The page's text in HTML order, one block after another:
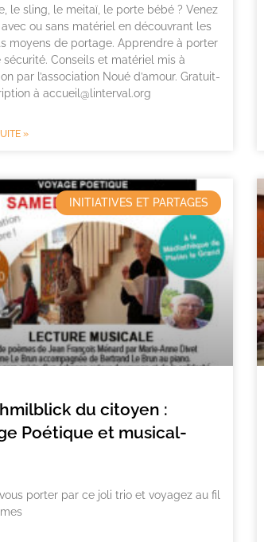
le sling, le meitaï, le porte bébé ? Venez
ou sans matériel en découvrant les
moyens de portage. Apprendre à porter
sécurité. Conseils et matériel mis à
par l’association Noué d’amour. Gratuit-
à accueil@linterval.org
»
INITIATIVES ET PARTAGES
du citoyen :
Poétique et musical-
vous porter par ce joli trio et voyagez au fil